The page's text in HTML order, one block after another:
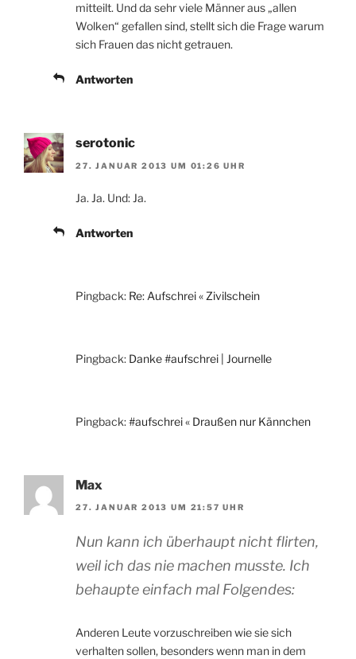
mitteilt. Und da sehr viele Männer aus „allen
Wolken“ gefallen sind, stellt sich die Frage warum
sich Frauen das nicht getrauen.
Antworten
serotonic
27. JANUAR 2013 UM 01:26 UHR
Ja. Ja. Und: Ja.
Antworten
Pingback: Re: Aufschrei « Zivilschein
Pingback: Danke #aufschrei | Journelle
Pingback:#aufschrei « Draußen nur Kännchen
Max
27. JANUAR 2013 UM 21:57 UHR
Nun kann ich überhaupt nicht flirten,
weil ich das nie machen musste. Ich
behaupte einfach mal Folgendes:
Anderen Leute vorzuschreiben wie sie sich
verhalten sollen, besonders wenn man in dem